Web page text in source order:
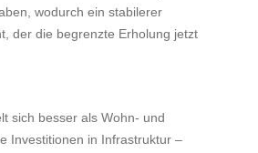
wodurch ein stabilerer
der die begrenzte Erholung jetzt
sich besser als Wohn‑ und
Investitionen in Infrastruktur –